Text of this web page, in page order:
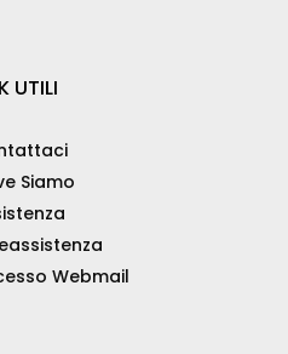
UTILI
Siamo
Webmail